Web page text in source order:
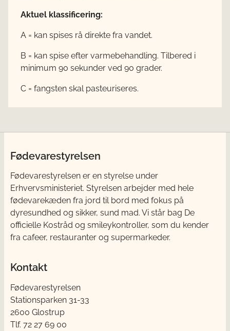
Aktuel klassificering:
A = kan spises rå direkte fra vandet.
B = kan spise efter varmebehandling. Tilbered i
minimum 90 sekunder ved 90 grader.
C = fangsten skal pasteuriseres.
Fødevarestyrelsen
Fødevarestyrelsen er en styrelse under
Erhvervsministeriet. Styrelsen arbejder med hele
fødevarekæden fra jord til bord med fokus på
dyresundhed og sikker, sund mad. Vi står bag De
officielle Kostråd og smileykontroller, som du kender
fra cafeer, restauranter og supermarkeder.
Kontakt
Fødevarestyrelsen
Stationsparken 31-33
2600 Glostrup
Tlf. 72 2​​​7 69 00